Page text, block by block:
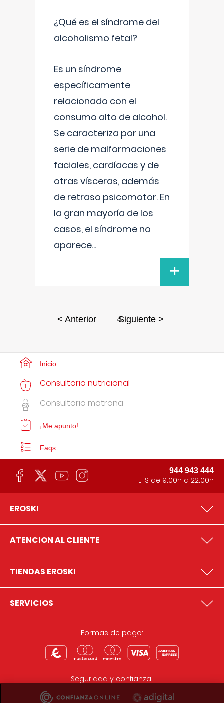
¿Qué es el síndrome del
alcoholismo fetal?
Es un síndrome
específicamente
relacionado con el
consumo alto de alcohol.
Se caracteriza por una
serie de malformaciones
faciales, cardíacas y de
otras vísceras, además
de retraso psicomotor. En
la gran mayoría de los
casos, el síndrome no
aparece...
+
< Anterior 4
Siguiente >
Inicio
Consultorio nutricional
Consultorio matrona
¡Me apunto!
Faqs
944 943 444
L-S de 9:00h a 22:00h
EROSKI
ATENCION AL CLIENTE
TIENDAS EROSKI
SERVICIOS
Formas de pago:
Seguridad y confianza: